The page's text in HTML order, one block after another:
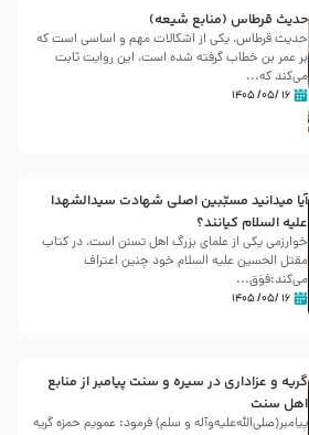
حدیث قرطاس (منابع شیعه)
حدیث قرطاس، یکی از اشکالات مهم و اساسی است که
بر عمر بن خطاب گرفته شده است، این روایت ثابت
می‌کند که...
۱۶ /۰۵/ ۱۴۰۵
آیا میدانید مسبّبین اصلی شهادت سیدالشهدا
علیه ‌السلام کیانند؟
خوارزمی یکی از علمای بزرگ اهل تسنن است، در کتاب
مقتل الحسین علیه ‌السلام خود چنین اعتراف
می‌کند:فوَق...
۱۶ /۰۵/ ۱۴۰۵
گریه و عزاداری در سیره و سنت پیامبر از منابع
اهل سنت
پیامبر(صلی‌الله‌علیه‌وآله و سلم) فرمود: عمویم حمزه گریه